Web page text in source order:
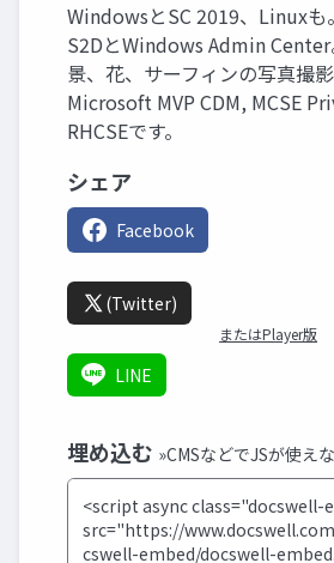
WindowsとSC 2019、Linuxも
S2DとWindows Admin
景、花、サーフィンの写真撮影
Microsoft MVP CDM, MCSE
RHCSEです。
シェア
Facebook
(Twitter)
またはPlayer版
LINE
埋め込む »CMSなどでJSが使え